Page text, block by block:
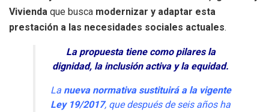
Vivienda que busca modernizar y adaptar esta
prestación a las necesidades sociales actuales.
La propuesta tiene como pilares la
dignidad, la inclusión activa y la equidad.
La nueva normativa sustituirá a la vigente
Ley 19/2017, que después de seis años ha